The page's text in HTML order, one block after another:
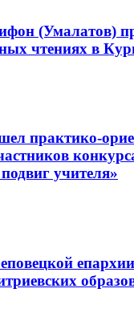
(Умалатов)
чтениях в
практико-
учителя»